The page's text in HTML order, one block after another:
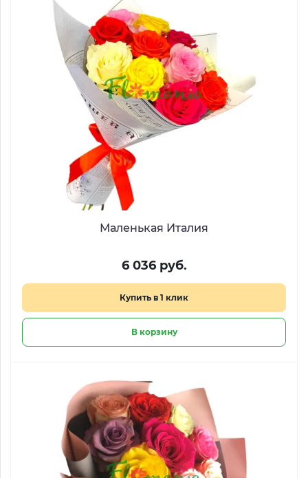
Маленькая Италия
6 036 руб.
Купить в 1 клик
В корзину